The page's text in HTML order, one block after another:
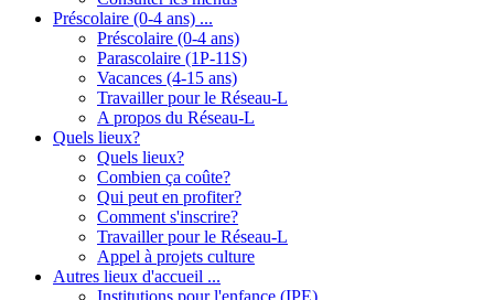
Préscolaire (0-4 ans) ...
Préscolaire (0-4 ans)
Parascolaire (1P-11S)
Vacances (4-15 ans)
Travailler pour le Réseau-L
A propos du Réseau-L
Quels lieux?
Quels lieux?
Combien ça coûte?
Qui peut en profiter?
Comment s'inscrire?
Travailler pour le Réseau-L
Appel à projets culture
Autres lieux d'accueil ...
Institutions pour l'enfance (IPE)